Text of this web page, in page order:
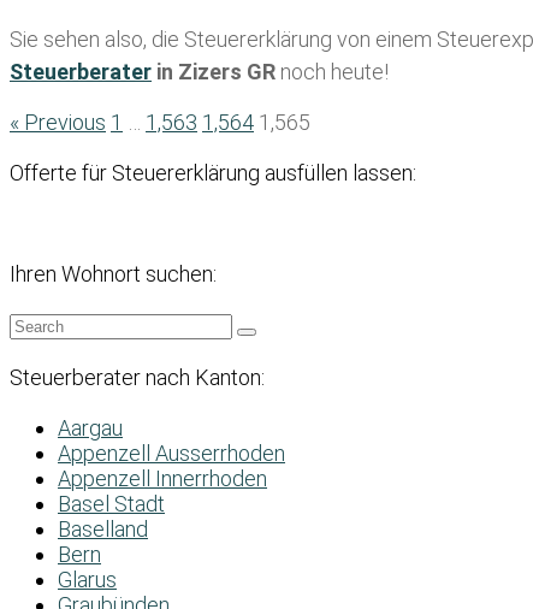
Sie sehen also, die Steuererklärung von einem
Steuerberater in Zizers GR noch heute!
« Previous 1 … 1,563 1,564 1,565
Offerte für Steuererklärung ausfüllen lassen:
Ihren Wohnort suchen:
Steuerberater nach Kanton:
Aargau
Appenzell Ausserrhoden
Appenzell Innerrhoden
Basel Stadt
Baselland
Bern
Glarus